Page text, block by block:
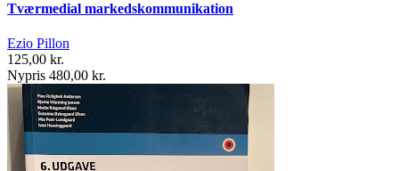
Tværmedial markedskommunikation
Ezio Pillon
125,00 kr.
Nypris 480,00 kr.